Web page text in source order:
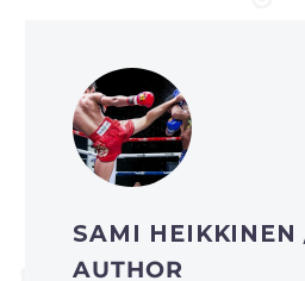
SAMI HEIKKINEN
AUTHOR